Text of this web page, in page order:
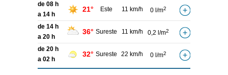
de 08 h
a 14 h
21° Este 11 km/h 0 l/m2
de 14 h
a 20 h
36° Sureste 11 km/h 0,2 l/m2
de 20 h
a 02 h
32° Sureste 22 km/h 0 l/m2